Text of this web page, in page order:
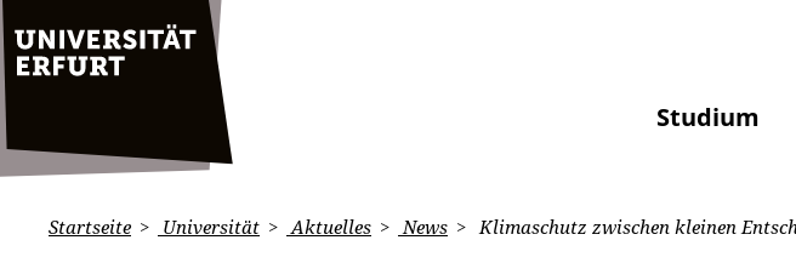
Studium
Startseite Universität Aktuelles News Klimaschutz zwischen kleinen